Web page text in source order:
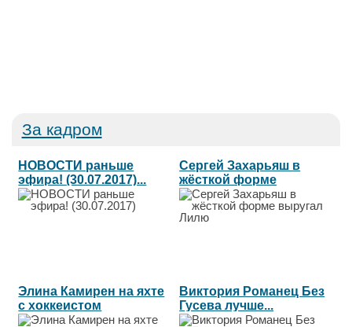
За кадром
НОВОСТИ раньше
эфира! (30.07.2017)...
Сергей Захарьяш в
жёсткой форме
выругал Лилю...
Элина Камирен на яхте
с хоккеистом
Никитой...
Виктория Романец Без
Гусева лучше...